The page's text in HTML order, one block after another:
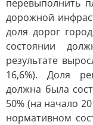
перевыполнить
дорожной
доля дорог
состоянии
результате
16,6%). Доля
должна была
50% (на начало
нормативном